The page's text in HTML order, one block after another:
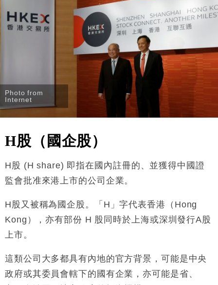
Photo from
Internet
H股（國企股）
H 股 (H share) 即指在國內註冊的、並獲得中國證
監會批准來港上市的公司企業。
H 股又被稱為國企股。「 H 」字代表香港（ Hong
Kong ），亦有部份 H 股同時於上海或深圳發行A股
上市。
這類公司大多都具有內地的官方背景，可能是中央
政府或其委員會轄下的國有企業，亦可能是省、